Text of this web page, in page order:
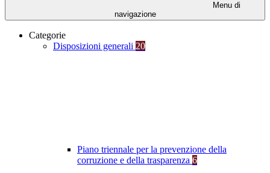
Menu di
navigazione
Categorie
Disposizioni generali 20
Piano triennale per la prevenzione della
corruzione e della trasparenza 6